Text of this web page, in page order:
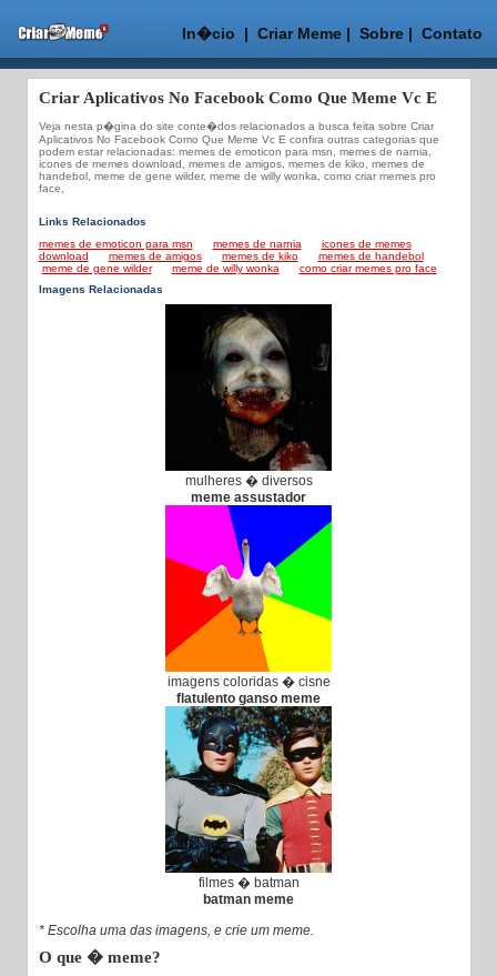
In�cio | Criar Meme| Sobre| Contato
Criar Aplicativos No Facebook Como Que Meme Vc E
Veja nesta p�gina do site conte�dos relacionados a busca feita sobre Criar
Aplicativos No Facebook Como Que Meme Vc E confira outras categorias que
podem estar relacionadas: memes de emoticon para msn, memes de narnia,
icones de memes download, memes de amigos, memes de kiko, memes de
handebol, meme de gene wilder, meme de willy wonka, como criar memes pro
face,
Links Relacionados
memes de emoticon para msn
memes de narnia
icones de memes
download
memes de amigos memes de kiko
memes de handebol
meme de gene wilder
meme de willy wonka
como criar memes pro face
Imagens Relacionadas
mulheres � diversos
meme assustador
imagens coloridas � cisne
flatulento ganso meme
filmes � batman
batman meme
* Escolha uma das imagens, e crie um meme.
O que � meme?